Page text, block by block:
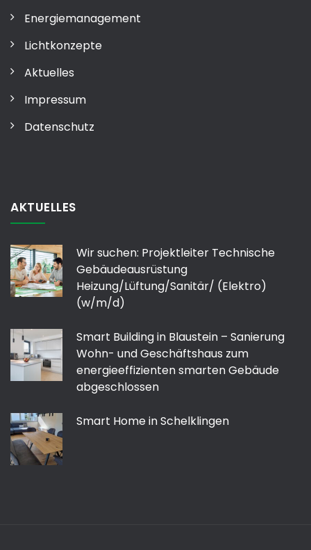
Energiemanagement
Lichtkonzepte
Aktuelles
Impressum
Datenschutz
AKTUELLES
Wir suchen: Projektleiter Technische
Gebäudeausrüstung
Heizung/Lüftung/Sanitär/ (Elektro)
(w/m/d)
Smart Building in Blaustein – Sanierung
Wohn- und Geschäftshaus zum
energieeffizienten smarten Gebäude
abgeschlossen
Smart Home in Schelklingen